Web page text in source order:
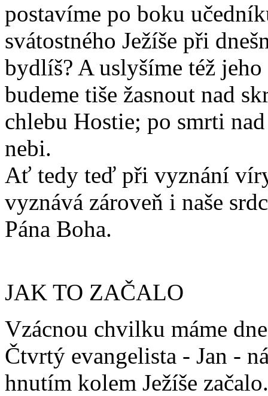
postavíme po boku
svátostného Ježíše při
bydlíš? A uslyšíme též
budeme tiše žasnout nad
chlebu Hostie; po smrti
nebi.
Ať tedy teď při vyznání
vyznává zároveň i naše
Pána Boha.
JAK TO ZAČALO
Vzácnou chvilku máme
Čtvrtý evangelista - Jan -
hnutím kolem Ježíše začalo.